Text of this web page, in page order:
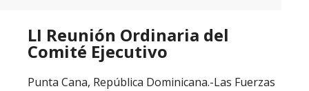
LI Reunión Ordinaria del
Comité Ejecutivo
Punta Cana, República Dominicana.-Las Fuerzas